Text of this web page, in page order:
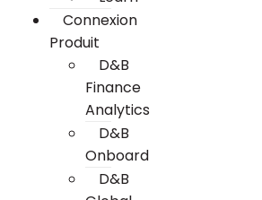
Connexion
Produit
D&B
Finance
Analytics
D&B
Onboard
D&B